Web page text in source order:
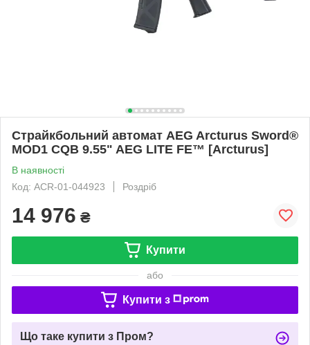
Страйкбольний автомат AEG Arcturus Sword®
MOD1 CQB 9.55" AEG LITE FE™ [Arcturus]
В наявності
Код: ACR-01-044923
Роздріб
14 976 ₴
Купити
або
Купити з
Що таке купити з Пром?